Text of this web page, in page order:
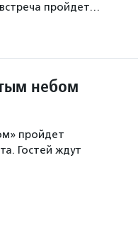
пройдет…
небом
пройдет
Гостей ждут